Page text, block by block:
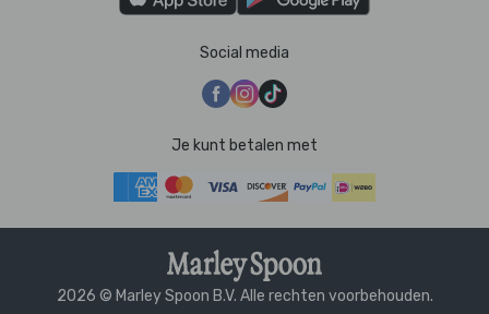
Social media
Je kunt betalen met
2026 © Marley Spoon B.V. Alle rechten voorbehouden.